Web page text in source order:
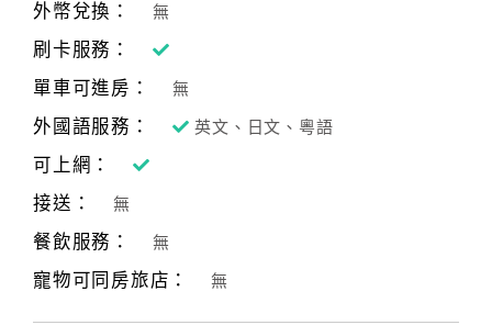
外幣兌換： 無
刷卡服務：
單車可進房：
無
外國語服務： 英文、日文、粵語
可上網：
接送：
無
餐飲服務： 無
寵物可同房旅店： 無